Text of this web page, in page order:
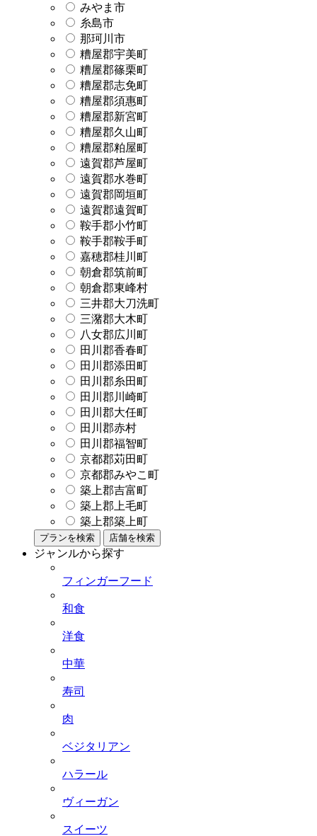
みやま市
糸島市
那珂川市
糟屋郡宇美町
糟屋郡篠栗町
糟屋郡志免町
糟屋郡須惠町
糟屋郡新宮町
糟屋郡久山町
糟屋郡粕屋町
遠賀郡芦屋町
遠賀郡水巻町
遠賀郡岡垣町
遠賀郡遠賀町
鞍手郡小竹町
鞍手郡鞍手町
嘉穂郡桂川町
朝倉郡筑前町
朝倉郡東峰村
三井郡大刀洗町
三潴郡大木町
八女郡広川町
田川郡香春町
田川郡添田町
田川郡糸田町
田川郡川崎町
田川郡大任町
田川郡赤村
田川郡福智町
京都郡苅田町
京都郡みやこ町
築上郡吉富町
築上郡上毛町
築上郡築上町
プランを検索 店舗を検索
ジャンルから探す
フィンガーフード
和食
洋食
中華
寿司
肉
ベジタリアン
ハラール
ヴィーガン
スイーツ